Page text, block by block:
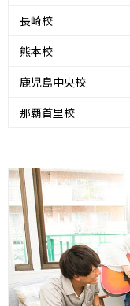
長崎校
熊本校
鹿児島中央校
那覇首里校